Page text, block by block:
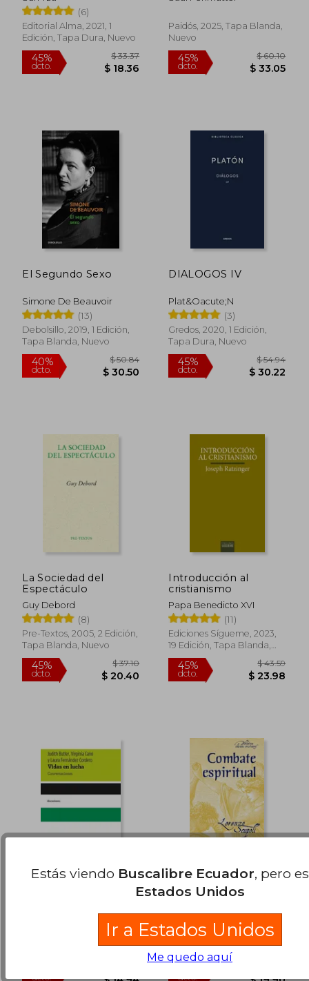
45% 45%
(6)
Editorial Alma, 2021, 1
Edición, Tapa Dura, Nuevo
45%
dcto.
Paidós, 2025, Tapa Blanda,
Nuevo
45%
dcto.
El Segundo Sexo
Simone De Beauvoir
(13)
Debolsillo, 2019, 1 Edición,
Tapa Blanda, Nuevo
$ 50.84
$ 30.50
DIALOGOS IV
Plat&Oacute;N
(3)
Gredos, 2020, 1 Edición,
Tapa Dura, Nuevo
45%
dcto.
La Sociedad del
Espectáculo
Guy Debord
(8)
Pre-Textos, 2005, 2 Edición,
Tapa Blanda, Nuevo
Introducción al
cristianismo
Papa Benedicto XVI
(11)
Ediciones Sígueme, 2023,
19 Edición, Tapa Blanda,
Nuevo
Vidas en Lucha
Katz Editores, 2019, 1
Edición, Tapa Blanda,
Combate Espiritual
San Pablo, 2014, 1 Edición,
Tapa Blanda, Nuevo
Estás viendo Buscalibre Ecuador, pero
Estados Unidos
Ir a Estados Unidos
Me quedo aquí